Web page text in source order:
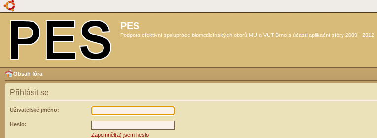
PES
Podpora efektivní spolupráce biomedicínských oborů MU a VUT Brno s účastí aplikační sféry 2009 - 2012
Obsah fóra
Přihlásit se
Uživatelské jméno:
Heslo:
Zapomněl(a) jsem heslo